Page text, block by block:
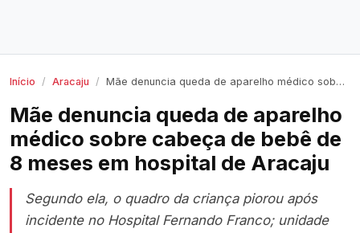
Início Aracaju Mãe denuncia queda de aparelho médico sobre cabeça de bebê de 8 meses em hospital de Aracaju
Mãe denuncia queda de aparelho
médico sobre cabeça de bebê de
8 meses em hospital de Aracaju
Segundo ela, o quadro da criança piorou após
incidente no Hospital Fernando Franco; unidade